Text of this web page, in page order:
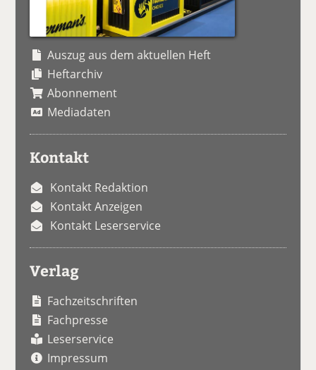
Auszug aus dem aktuellen Heft
Heftarchiv
Abonnement
Mediadaten
Kontakt
Kontakt Redaktion
Kontakt Anzeigen
Kontakt Leserservice
Verlag
Fachzeitschriften
Fachpresse
Leserservice
Impressum